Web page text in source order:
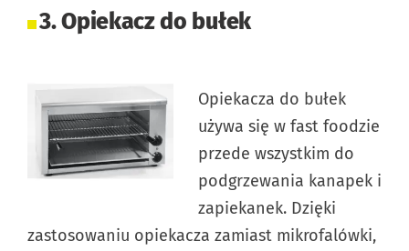
3. Opiekacz do bułek
Opiekacza do bułek
używa się w fast foodzie
przede wszystkim do
podgrzewania kanapek i
zapiekanek. Dzięki
zastosowaniu opiekacza zamiast mikrofalówki,